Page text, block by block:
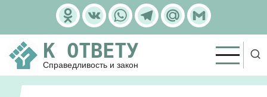
основному
содержанию
Odnoklassniki
VK WhatsAppTelegram
Mail.Ru
К ОТВЕТУ
Справедливость и закон